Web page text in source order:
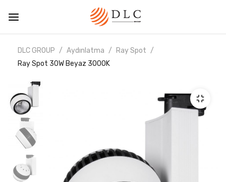
DLC GROUP Aydınlatma
Ray Spot
Ray Spot 30W Beyaz 3000K